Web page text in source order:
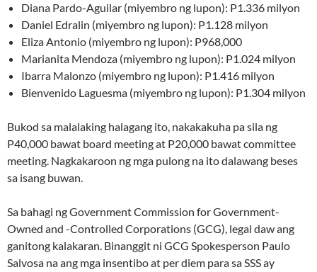
Diana Pardo-Aguilar (miyembro ng lupon): P1.336 milyon
Daniel Edralin (miyembro ng lupon): P1.128 milyon
Eliza Antonio (miyembro ng lupon): P968,000
Marianita Mendoza (miyembro ng lupon): P1.024 milyon
Ibarra Malonzo (miyembro ng lupon): P1.416 milyon
Bienvenido Laguesma (miyembro ng lupon): P1.304 milyon
Bukod sa malalaking halagang ito, nakakakuha pa sila ng
P40,000 bawat board meeting at P20,000 bawat committee
meeting. Nagkakaroon ng mga pulong na ito dalawang beses
sa isang buwan.
Sa bahagi ng Government Commission for Government-
Owned and -Controlled Corporations (GCG), legal daw ang
ganitong kalakaran. Binanggit ni GCG Spokesperson Paulo
Salvosa na ang mga insentibo at per diem para sa SSS ay